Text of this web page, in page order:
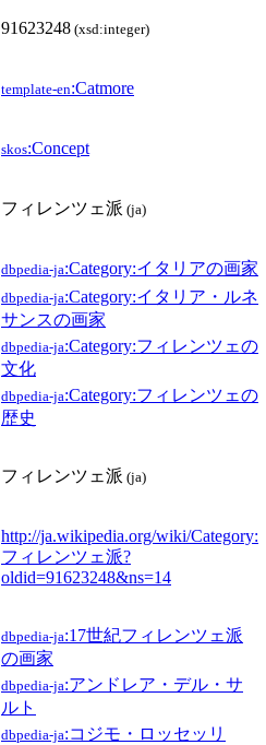
91623248 (xsd:integer)
template-en:Catmore
skos:Concept
フィレンツェ派 (ja)
dbpedia-ja:Category:イタリアの画家
dbpedia-ja:Category:イタリア・ルネ
サンスの画家
dbpedia-ja:Category:フィレンツェの
文化
dbpedia-ja:Category:フィレンツェの
歴史
フィレンツェ派 (ja)
http://ja.wikipedia.org/wiki/Category:
フィレンツェ派?
oldid=91623248&ns=14
dbpedia-ja:17世紀フィレンツェ派
の画家
dbpedia-ja:アンドレア・デル・サ
ルト
dbpedia-ja:コジモ・ロッセッリ